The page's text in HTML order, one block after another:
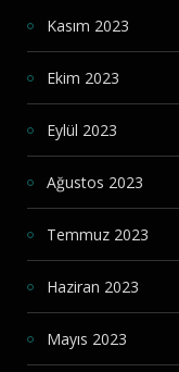
Kasım 2023
Ekim 2023
Eylül 2023
Ağustos 2023
Temmuz 2023
Haziran 2023
Mayıs 2023